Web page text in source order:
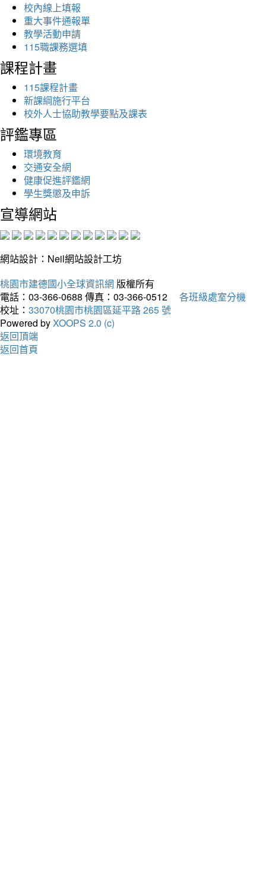
校內線上填報
重大事件通報單
教學活動申請
115職課務選填
課程計畫
115課程計畫
新課綱施行平台
校外人士協助教學要點及課表
評鑑專區
環境教育
交通安全網
健康促進評鑑網
學生獎懲及申訴
宣導網站
網站設計：Neil網站設計工坊
桃園市建德國小全球資訊網 版權所有
電話：03-366-0688 傳真：03-366-0512
各班級處室分機
校址： 33070桃園市桃園區延平路 265 號
Powered byXOOPS 2.0 (c)
返回頂端
返回首頁